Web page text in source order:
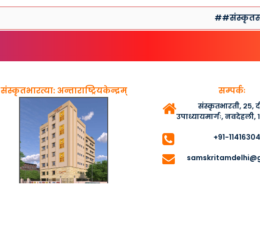
संस्कृतभारत्या: अन्ताराष्ट्रियकेन्द्रम् सम्पर्कः
संस्कृतभारती, २५,
उपाध्यायमार्गः, नवदेहली,
+91-